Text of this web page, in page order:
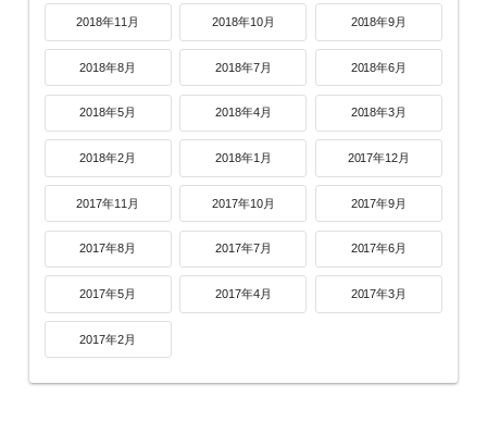
2018年11月 2018年10月 2018年9月
2018年8月 2018年7月 2018年6月
2018年5月 2018年4月 2018年3月
2018年2月 2018年1月 2017年12月
2017年11月 2017年10月 2017年9月
2017年8月 2017年7月 2017年6月
2017年5月 2017年4月 2017年3月
2017年2月